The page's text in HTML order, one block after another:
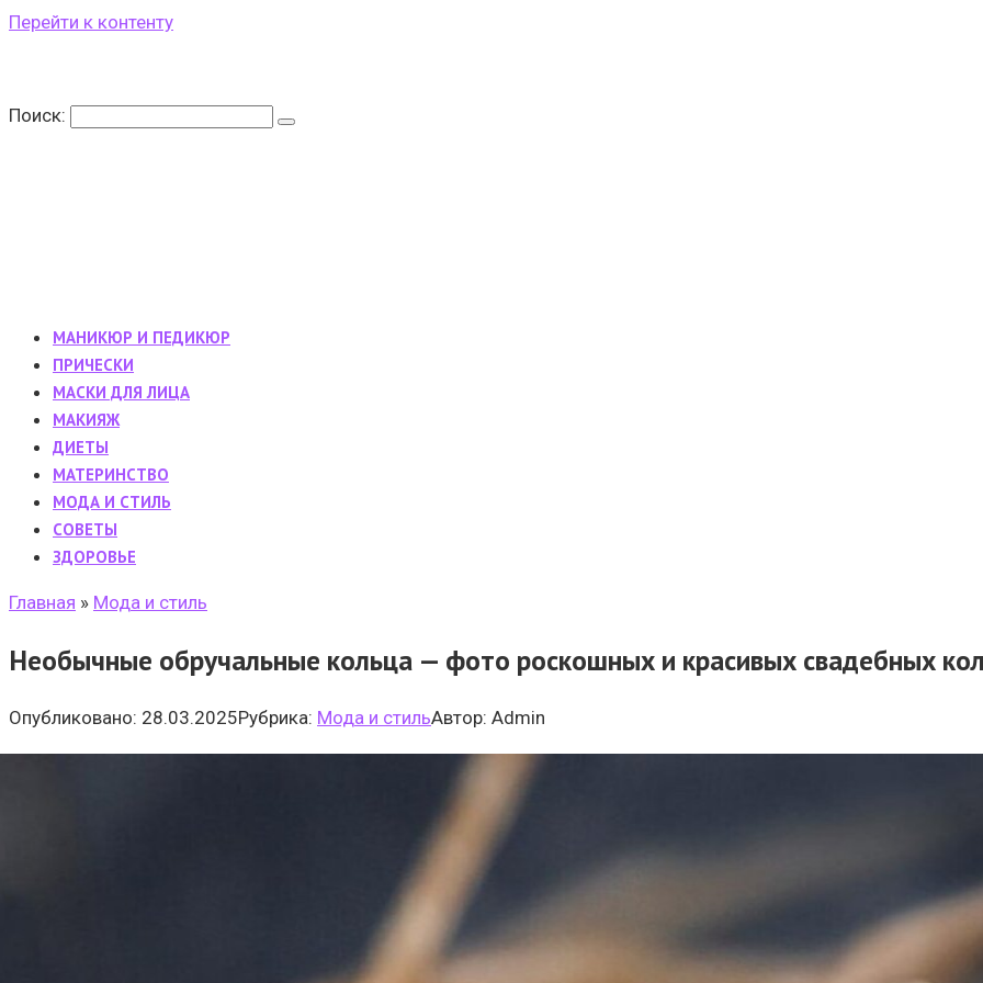
Перейти к контенту
Поиск:
МАНИКЮР И ПЕДИКЮР
ПРИЧЕСКИ
МАСКИ ДЛЯ ЛИЦА
МАКИЯЖ
ДИЕТЫ
МАТЕРИНСТВО
МОДА И СТИЛЬ
CОВЕТЫ
ЗДОРОВЬЕ
Главная » Мода и стиль
Необычные обручальные кольца — фото роскошных и красивых свадебных
Опубликовано: 28.03.2025Рубрика: Мода и стильАвтор: Admin